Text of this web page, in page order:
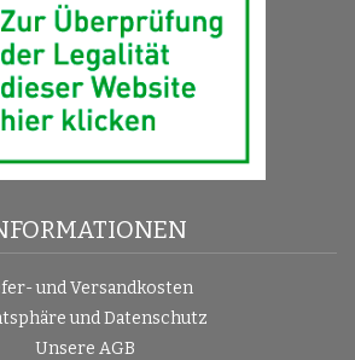
und Versandkosten
und Datenschutz
Unsere AGB